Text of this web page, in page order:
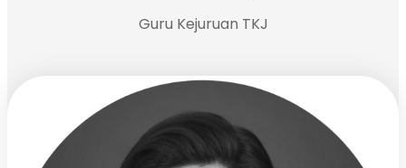
Guru Kejuruan TKJ